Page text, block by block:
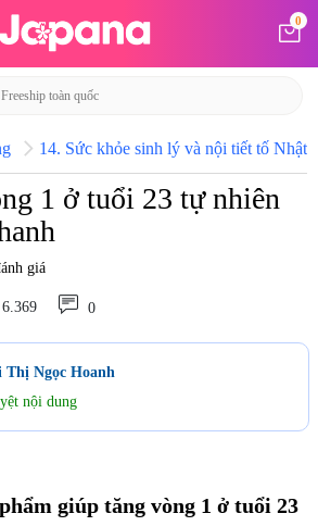
0
14. Sức khỏe sinh lý và nội tiết tố Nhật
1 ở tuổi 23 tự nhiên
giá
6.369 0
Thị Ngọc Hoanh
nội dung
giúp tăng vòng 1 ở tuổi 23